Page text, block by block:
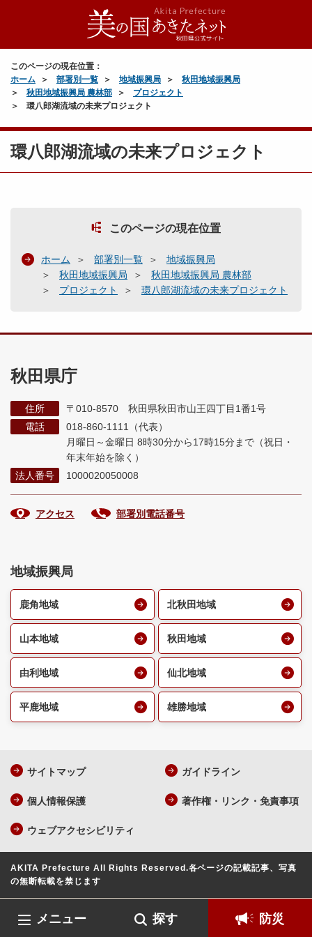
メニュー 探す 防災
このページの現在位置：
ホーム
部署別一覧 地域振興局
秋田地域振興局
秋田地域振興局 農林部
プロジェクト
環八郎湖流域の未来プロジェクト
環八郎湖流域の未来プロジェクト
このページの現在位置
ホーム 部署別一覧
地域振興局
秋田地域振興局
秋田地域振興局 農林部
プロジェクト
環八郎湖流域の未来プロジェクト
秋田県庁
住所
〒010-8570 秋田県秋田市山王四丁目1番1号
電話
018-860-1111（代表）
月曜日～金曜日 8時30分から17時15分まで （祝日・
年末年始を除く）
法人番号
1000020050008
アクセス 部署別電話番号
地域振興局
鹿角地域 北秋田地域
山本地域 秋田地域
由利地域 仙北地域
平鹿地域 雄勝地域
サイトマップ ガイドライン
個人情報保護 著作権・リンク・免責事項
ウェブアクセシビリティ
AKITA Prefecture All Rights Reserved.各ページの記載記事、写真
の無断転載を禁じます